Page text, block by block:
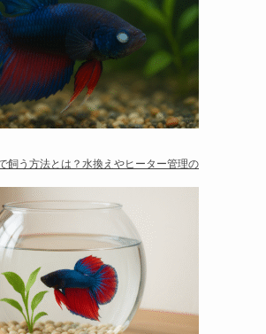
飼う方法とは？水換えやヒーター管理の